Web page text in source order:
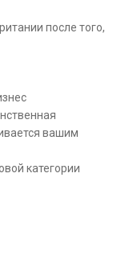
после того,
вашим
категории